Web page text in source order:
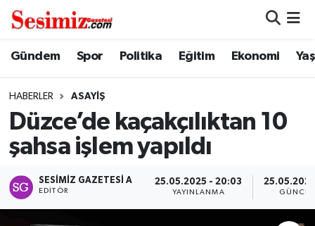
Gündem Spor Politika Eğitim Ekonomi
HABERLER ASAYIŞ
Düzce’de kaçakçılıktan 10
şahsa işlem yapıldı
SESIMIZ GAZETESI A
EDITÖR
25.05.2025 - 20:03
YAYINLANMA
Dünya
Ekonomi
Gündem
Nöbetçi Eczaneler
Hava Durumu
Namaz Vakitleri
Trafik Durumu
Süper Lig Puan Durumu ve Fikstür